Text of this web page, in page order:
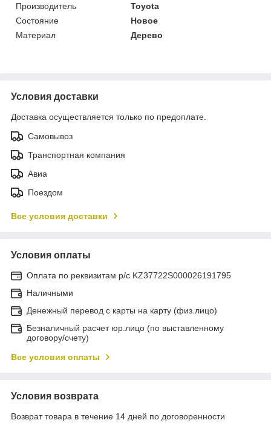
Производитель
Toyota
Состояние
Новое
Материал
Дерево
Условия доставки
Доставка осуществляется только по предоплате.
Самовывоз
Транспортная компания
Авиа
Поездом
Все условия доставки
Условия оплаты
Оплата по реквизитам р/с KZ37722S000026191795
Наличными
Денежный перевод с карты на карту (физ.лицо)
Безналичный расчет юр.лицо (по выставленному
договору/счету)
Все условия оплаты
Условия возврата
Возврат товара в течение 14 дней по договоренности